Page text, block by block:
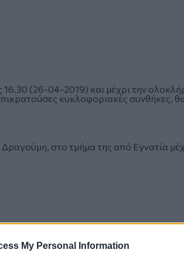
My Personal Information
16.30 (26-04-2019) και μέχρι την
κυκλοφοριακές συνθήκες,
στο τμήμα της από Εγνατία